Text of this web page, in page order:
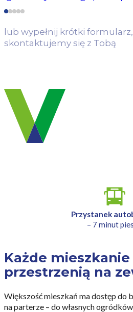
Parku Sołackiego. To miejsca
aktywności na świeżym powietrzu i
lub wypełnij krótki formularz,
skontaktujemy się z Tobą
Przystanek
– 7 minut
Każde
przestrzenią na
Większość mieszkań ma dostęp do
na parterze – do własnych